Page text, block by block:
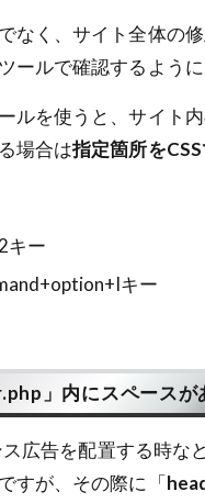
なく、サイト全体の
ールで確認するように
ルを使うと、サイト
場合は指定箇所を
キー
キー
」内にスペースが
広告を配置する時な
すが、その際に「